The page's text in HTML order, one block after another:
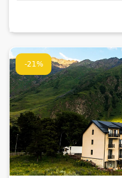
-21%